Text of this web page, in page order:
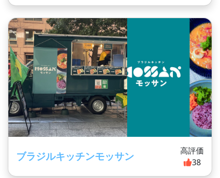
ブラジルキッチンモッサン
高評価
38